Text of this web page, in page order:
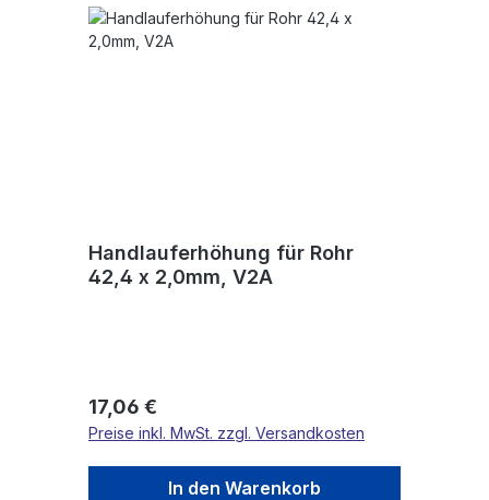
Handlauferhöhung für Rohr
42,4 x 2,0mm, V2A
Regulärer Preis:
17,06 €
Preise inkl. MwSt. zzgl. Versandkosten
In den Warenkorb